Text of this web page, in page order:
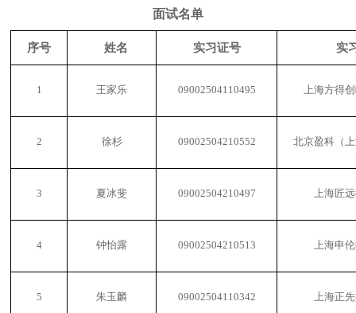
面试名单
序号 姓名 实习证号 实
1 王家乐 09002504110495 上海方得
2 徐杉 09002504210552 北京盈科（
3 夏冰斐 09002504210497 上海匠
4 钟怡露 09002504210513 上海申
5 朱玉麟 09002504110342 上海正